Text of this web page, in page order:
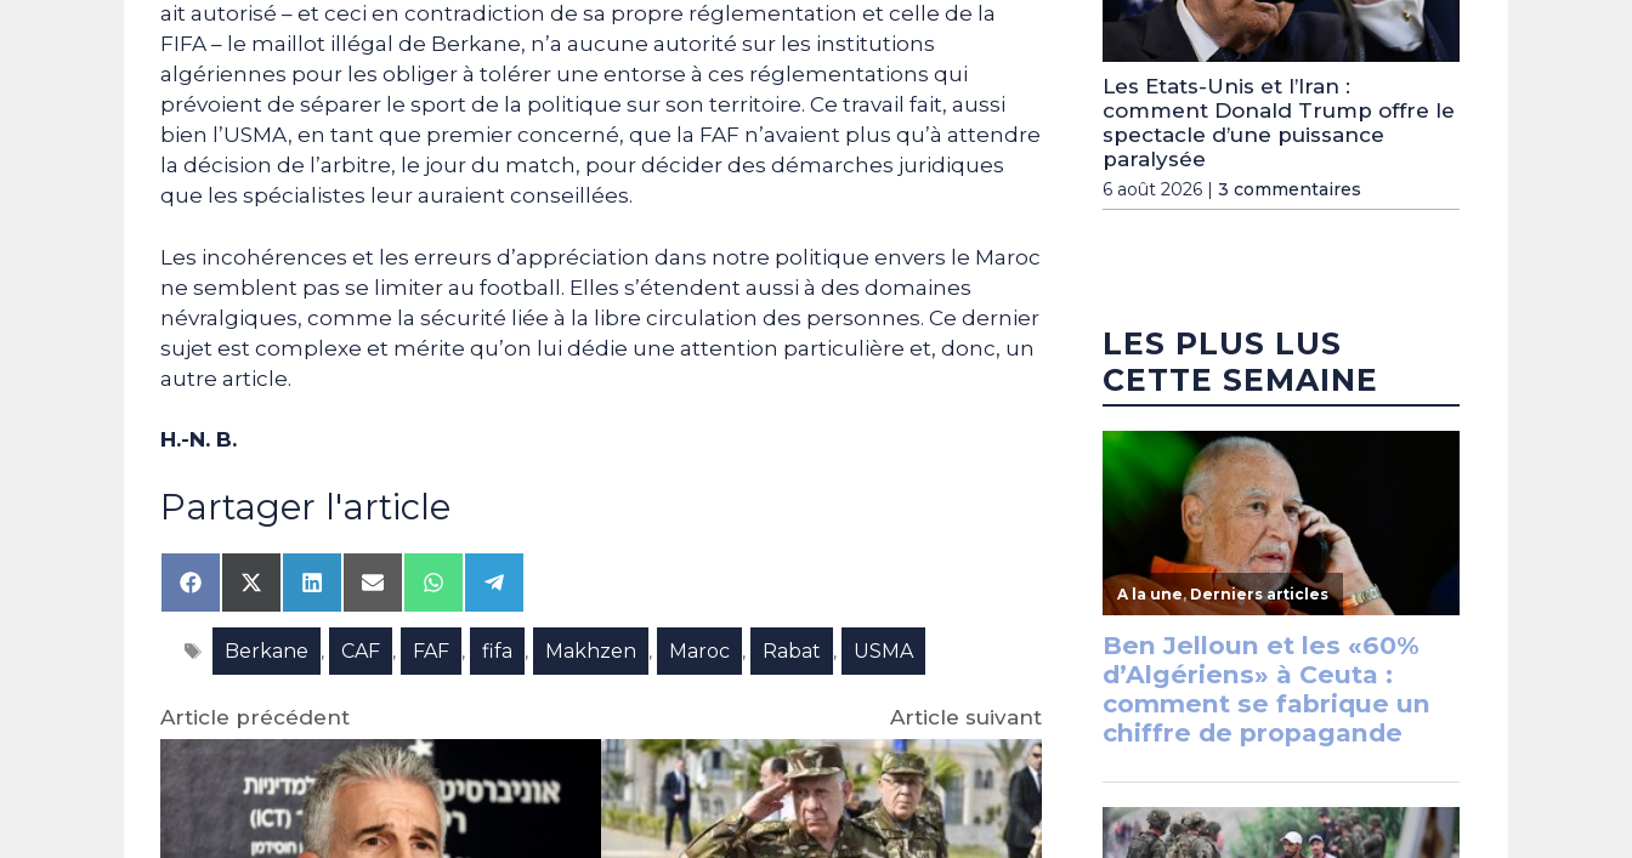
ait autorisé – et ceci en contradiction de sa propre réglementation et celle de la
FIFA – le maillot illégal de Berkane, n’a aucune autorité sur les institutions
algériennes pour les obliger à tolérer une entorse à ces réglementations qui
prévoient de séparer le sport de la politique sur son territoire. Ce travail fait, aussi
bien l’USMA, en tant que premier concerné, que la FAF n’avaient plus qu’à attendre
la décision de l’arbitre, le jour du match, pour décider des démarches juridiques
que les spécialistes leur auraient conseillées.
Les incohérences et les erreurs d’appréciation dans notre politique envers le Maroc
ne semblent pas se limiter au football. Elles s’étendent aussi à des domaines
névralgiques, comme la sécurité liée à la libre circulation des personnes. Ce dernier
sujet est complexe et mérite qu’on lui dédie une attention particulière et, donc, un
autre article.
H.-N. B.
Partager l'article
Share
on
Facebook
Share
on
X
(Twitter)
Share
on
LinkedIn
Share
on
Email
Share
on
WhatsApp
Share
on
Telegram
Étiquettes
Berkane , CAF , FAF , fifa , Makhzen , Maroc , Rabat , USMA
Article précédent Article suivant
Les Etats-Unis et l’Iran :
comment Donald Trump offre le
spectacle d’une puissance
paralysée
6 août 2026 | 3 commentaires
LES PLUS LUS
CETTE SEMAINE